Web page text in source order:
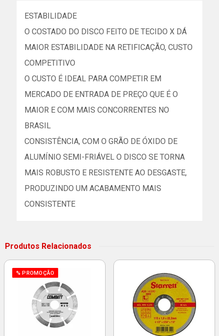
ESTABILIDADE
O COSTADO DO DISCO FEITO DE TECIDO X DÁ
MAIOR ESTABILIDADE NA RETIFICAÇÃO, CUSTO
COMPETITIVO
O CUSTO É IDEAL PARA COMPETIR EM
MERCADO DE ENTRADA DE PREÇO QUE É O
MAIOR E COM MAIS CONCORRENTES NO
BRASIL
CONSISTÊNCIA, COM O GRÃO DE ÓXIDO DE
ALUMÍNIO SEMI-FRIÁVEL O DISCO SE TORNA
MAIS ROBUSTO E RESISTENTE AO DESGASTE,
PRODUZINDO UM ACABAMENTO MAIS
CONSISTENTE
Produtos Relacionados
% PROMOÇÃO